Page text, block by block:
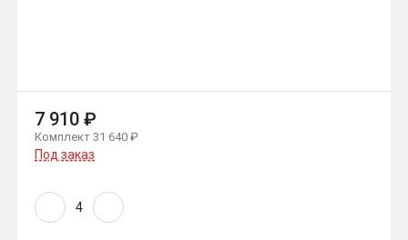
7 910 ₽
Комплект 31 640 ₽
Под заказ